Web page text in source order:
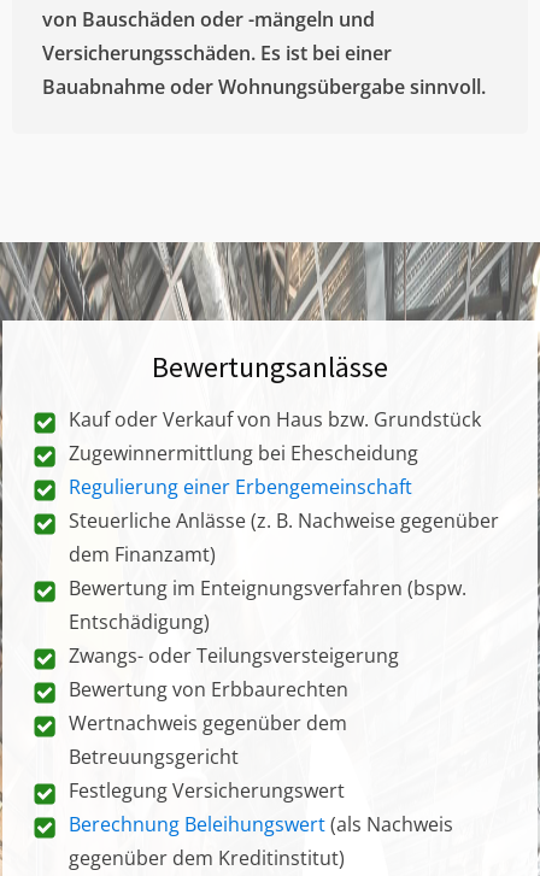
von Bauschäden oder -mängeln und
Versicherungsschäden. Es ist bei einer
Bauabnahme oder Wohnungsübergabe sinnvoll.
Bewertungsanlässe
Kauf oder Verkauf von Haus bzw. Grundstück
Zugewinnermittlung bei Ehescheidung
Regulierung einer Erbengemeinschaft
Steuerliche Anlässe (z. B. Nachweise gegenüber
dem Finanzamt)
Bewertung im Enteignungsverfahren (bspw.
Entschädigung)
Zwangs- oder Teilungsversteigerung
Bewertung von Erbbaurechten
Wertnachweis gegenüber dem
Betreuungsgericht
Festlegung Versicherungswert
Berechnung Beleihungswert(als Nachweis
gegenüber dem Kreditinstitut)